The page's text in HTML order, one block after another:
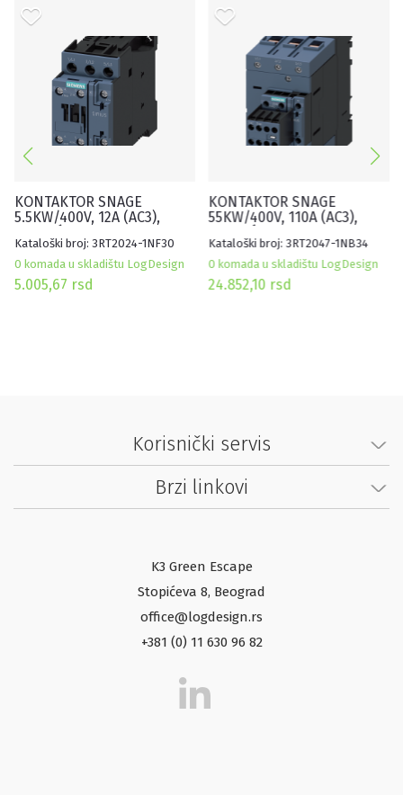
KONTAKTOR SNAGE
5.5KW/400V, 12A (AC3),
1NO+1NC, ŠPULNA 95-130V
AC/DC, VELIČINA S0, SA
INTEGRISANIM
VARISTOROM
Kataloški broj: 3RT2024-1NF30
0 komada u skladištu LogDesign
5.005,67 rsd
KONTAKTOR SNAGE
55KW/400V, 110A (AC3),
2NO+2NC, ŠPULNA 20-33V
AC/DC, VELIČINA S3, SA
INTEGRISANIM
VARISTOROM
Kataloški broj: 3RT2047-1NB34
0 komada u skladištu LogDesign
24.852,10 rsd
Korisnički servis
Brzi linkovi
K3 Green Escape
Stopićeva 8, Beograd
office@logdesign.rs
+381 (0) 11 630 96 82